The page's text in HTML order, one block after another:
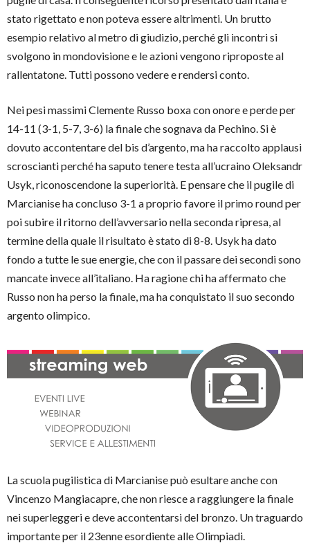
stato rigettato e non poteva essere altrimenti. Un brutto
esempio relativo al metro di giudizio, perché gli incontri si
svolgono in mondovisione e le azioni vengono riproposte al
rallentatone. Tutti possono vedere e rendersi conto.
Nei pesi massimi Clemente Russo boxa con onore e perde per
14-11 (3-1, 5-7, 3-6) la finale che sognava da Pechino. Si è
dovuto accontentare del bis d’argento, ma ha raccolto applausi
scroscianti perché ha saputo tenere testa all’ucraino Oleksandr
Usyk, riconoscendone la superiorità. E pensare che il pugile di
Marcianise ha concluso 3-1 a proprio favore il primo round per
poi subire il ritorno dell’avversario nella seconda ripresa, al
termine della quale il risultato è stato di 8-8. Usyk ha dato
fondo a tutte le sue energie, che con il passare dei secondi sono
mancate invece all’italiano. Ha ragione chi ha affermato che
Russo non ha perso la finale, ma ha conquistato il suo secondo
argento olimpico.
La scuola pugilistica di Marcianise può esultare anche con
Vincenzo Mangiacapre, che non riesce a raggiungere la finale
nei superleggeri e deve accontentarsi del bronzo. Un traguardo
importante per il 23enne esordiente alle Olimpiadi.